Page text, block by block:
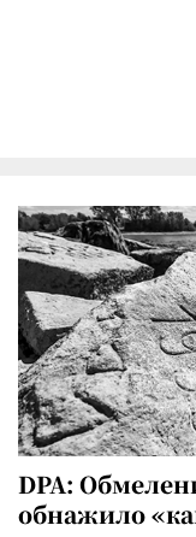
DPA:
обнажило